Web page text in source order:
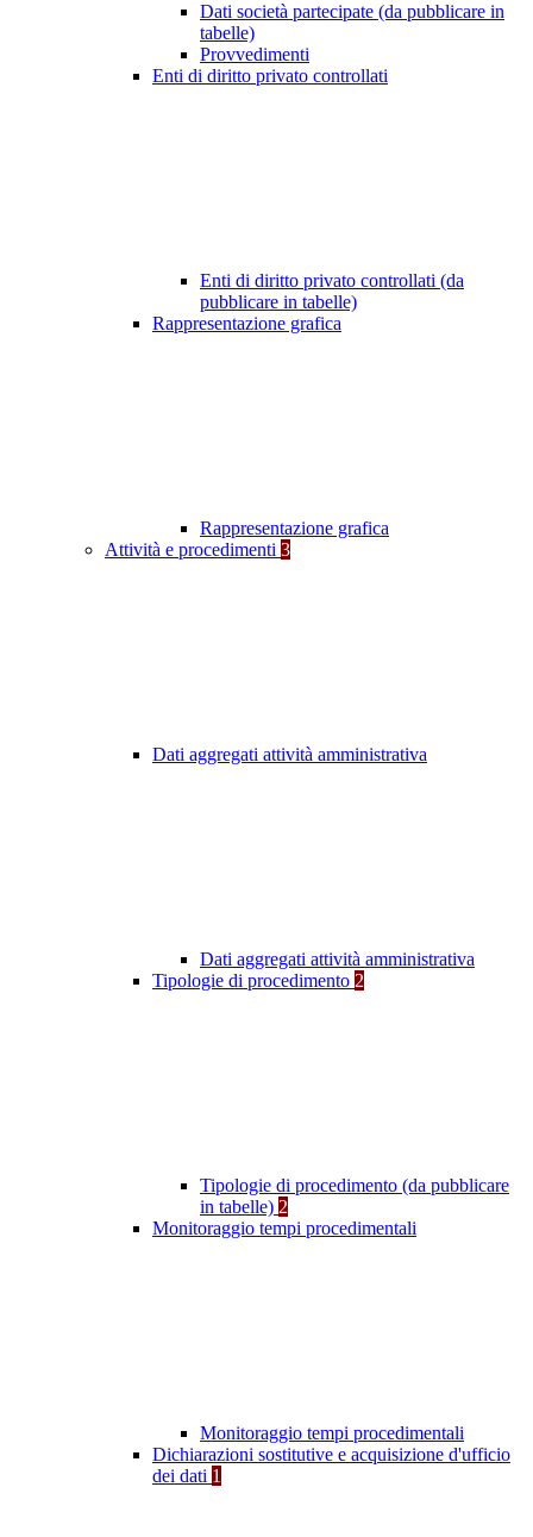
Dati società partecipate (da pubblicare in
tabelle)
Provvedimenti
Enti di diritto privato controllati
Enti di diritto privato controllati (da
pubblicare in tabelle)
Rappresentazione grafica
Rappresentazione grafica
Attività e procedimenti 3
Dati aggregati attività amministrativa
Dati aggregati attività amministrativa
Tipologie di procedimento 2
Tipologie di procedimento (da pubblicare
in tabelle) 2
Monitoraggio tempi procedimentali
Monitoraggio tempi procedimentali
Dichiarazioni sostitutive e acquisizione d'ufficio
dei dati 1